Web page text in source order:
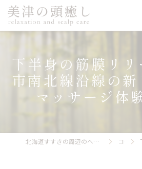
下半身の筋膜リ
市南北線沿線の
マッサージ体
北海道すすきの周辺のヘッドスパなら美津の頭癒し relaxation and scalp care コラム